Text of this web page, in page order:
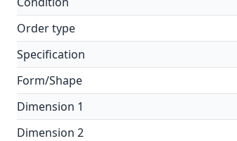
Order type
Specification
Form/Shape
Dimension 1
Dimension 2